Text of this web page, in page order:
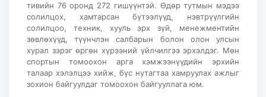
тивийн 76 оронд 272 гишүүнтэй. Өдөр тутмын мэдээ
солилцох, хамтарсан бүтээлүүд, нэвтрүүлгийн
солилцоо, техник, хууль эрх зүй, менежментийн
зөвлөхүүд, түүнчлэн салбарын болон олон улсын
хурал зэрэг өргөн хүрээний үйлчилгээ эрхэлдэг. Мөн
спортын томоохон арга хэмжээнүүдийн эрхийн
талаар хэлэлцээ хийж, бүс нутагтаа хамруулах ажлыг
зохион байгуулдаг томоохон байгууллага юм.